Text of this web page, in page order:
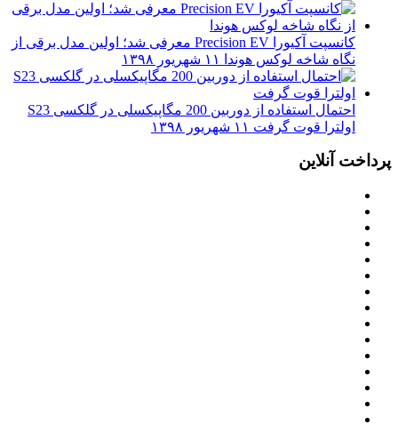
کانسپت آکیورا Precision EV معرفی شد؛ اولین مدل برقی از
نگاه شاخه لوکس هوندا
۱۱ شهریور ۱۳۹۸
احتمال استفاده از دوربین 200 مگاپیکسلی در گلکسی S23
اولترا قوت گرفت ۱۱ شهریور ۱۳۹۸
پرداخت آنلاین